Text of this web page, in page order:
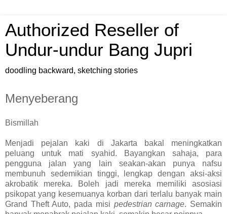
Authorized Reseller of
Undur-undur Bang Jupri
doodling backward, sketching stories
Menyeberang
Bismillah
Menjadi pejalan kaki di Jakarta bakal meningkatkan
peluang untuk mati syahid. Bayangkan sahaja, para
pengguna jalan yang lain seakan-akan punya nafsu
membunuh sedemikian tinggi, lengkap dengan aksi-aksi
akrobatik mereka. Boleh jadi mereka memiliki asosiasi
psikopat yang kesemuanya korban dari terlalu banyak main
Grand Theft Auto, pada misi pedestrian carnage. Semakin